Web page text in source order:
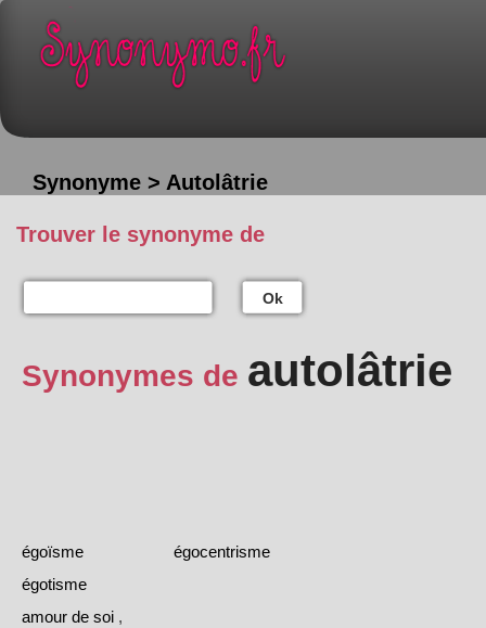
Synonyme > Autolâtrie
Trouver le synonyme de
Ok
Synonymes de autolâtrie
égoïsme
égocentrisme
égotisme
amour de soi ,